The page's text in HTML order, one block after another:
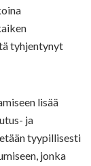
tyhjentynyt
lisää
ja
tyypillisesti
jonka